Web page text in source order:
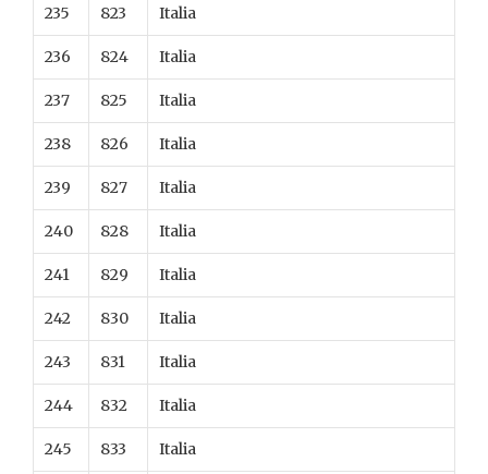
235 823 Italia
236 824 Italia
237 825 Italia
238 826 Italia
239 827 Italia
240 828 Italia
241 829 Italia
242 830 Italia
243 831 Italia
244 832 Italia
245 833 Italia